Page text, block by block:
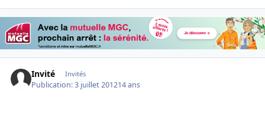
Invité Invités
Publication:3 juillet 201214 ans